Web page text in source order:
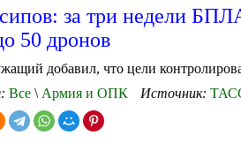
за три недели
50 дронов
добавил, что цели
Все \ Армия и ОПК Источник: